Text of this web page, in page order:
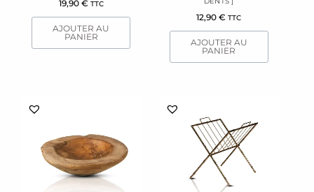
19,90 € TTC
AJOUTER AU
PANIER
12,90€ TTC
AJOUTER AU
PANIER